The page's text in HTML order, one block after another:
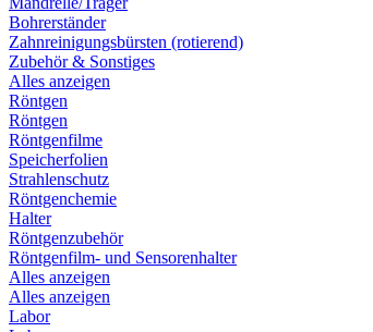
Bohrerständer
Zahnreinigungsbürsten (rotierend)
Zubehör & Sonstiges
Alles anzeigen
Röntgen
Röntgen
Röntgenfilme
Speicherfolien
Strahlenschutz
Röntgenchemie
Halter
Röntgenzubehör
Röntgenfilm- und Sensorenhalter
Alles anzeigen
Alles anzeigen
Labor